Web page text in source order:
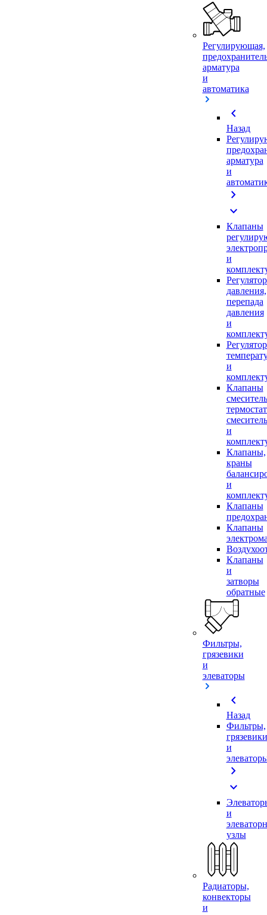
Регулирующая,
арматура
и
автоматика
chevron_left
Назад
арматура
и
chevron_right
expand_more
Клапаны
и
давления,
перепада
давления
и
и
Клапаны
и
Клапаны,
краны
и
Клапаны
Клапаны
Клапаны
и
затворы
обратные
Фильтры,
грязевики
и
элеваторы
chevron_left
Назад
Фильтры,
грязевики
и
chevron_right
expand_more
и
узлы
Радиаторы,
конвекторы
и